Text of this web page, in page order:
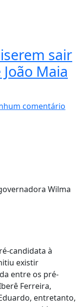
sair
Maia
comentário
Wilma
candidata à
existir
entre os pré-
Ferreira,
entretanto,